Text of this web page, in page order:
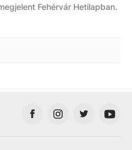
Fehérvár Hetilapban.